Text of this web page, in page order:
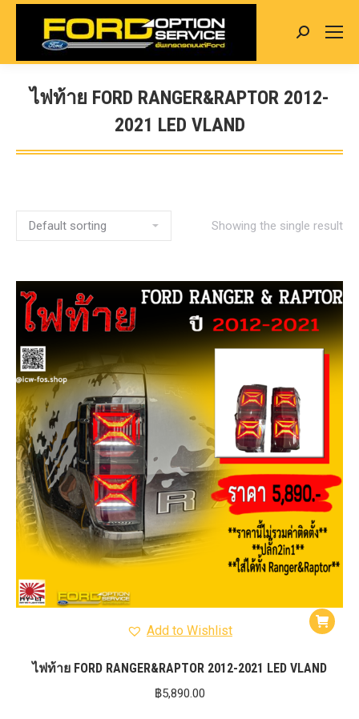
Search:
ไฟท้าย FORD RANGER&RAPTOR 2012-
2021 LED VLAND
You are here:
Showing the single result
Add to Wishlist
ไฟท้าย FORD RANGER&RAPTOR 2012-2021 LED VLAND
฿5,890.00